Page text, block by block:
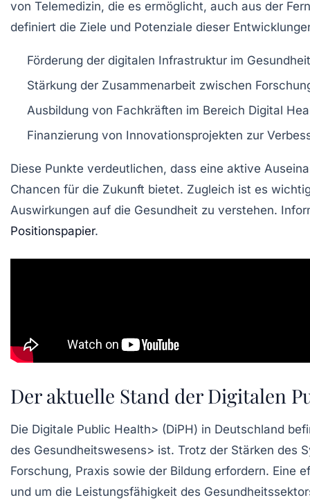
von Telemedizin, die es ermöglicht, auch aus der
definiert die Ziele und Potenziale dieser
Förderung der digitalen Infrastruktur im
Stärkung der Zusammenarbeit zwischen
Ausbildung von Fachkräften im Bereich Digital
Finanzierung von Innovationsprojekten zur
Diese Punkte verdeutlichen, dass eine aktive
Chancen für die Zukunft bietet. Zugleich ist es
Auswirkungen auf die Gesundheit zu verstehen.
Positionspapier.
Der aktuelle Stand der Digitalen
Die Digitale Public Health> (DiPH) in Deutschland
des Gesundheitswesens> ist. Trotz der Stärken des
Forschung, Praxis sowie der Bildung erfordern. Eine
und um die Leistungsfähigkeit des